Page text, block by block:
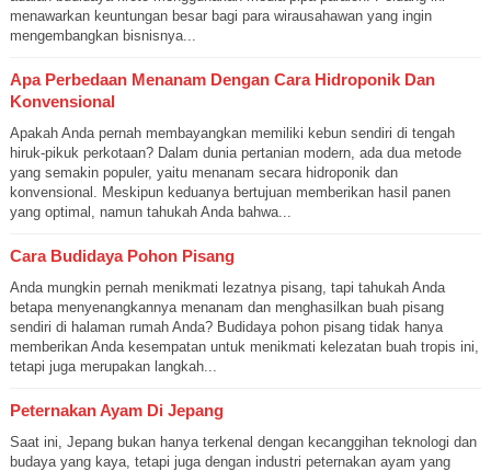
menawarkan keuntungan besar bagi para wirausahawan yang ingin
mengembangkan bisnisnya...
Apa Perbedaan Menanam Dengan Cara Hidroponik Dan
Konvensional
Apakah Anda pernah membayangkan memiliki kebun sendiri di tengah
hiruk-pikuk perkotaan? Dalam dunia pertanian modern, ada dua metode
yang semakin populer, yaitu menanam secara hidroponik dan
konvensional. Meskipun keduanya bertujuan memberikan hasil panen
yang optimal, namun tahukah Anda bahwa...
Cara Budidaya Pohon Pisang
Anda mungkin pernah menikmati lezatnya pisang, tapi tahukah Anda
betapa menyenangkannya menanam dan menghasilkan buah pisang
sendiri di halaman rumah Anda? Budidaya pohon pisang tidak hanya
memberikan Anda kesempatan untuk menikmati kelezatan buah tropis ini,
tetapi juga merupakan langkah...
Peternakan Ayam Di Jepang
Saat ini, Jepang bukan hanya terkenal dengan kecanggihan teknologi dan
budaya yang kaya, tetapi juga dengan industri peternakan ayam yang